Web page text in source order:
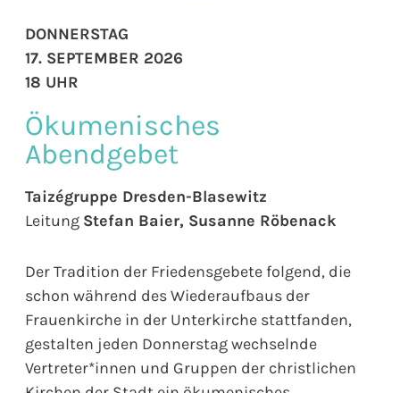
Ökumenisches
Abendgebet
Taizégruppe Dresden-Blasewitz
Leitung Stefan Baier, Susanne Röbenack
Der Tradition der Friedensgebete folgend, die
schon während des Wiederaufbaus der
Frauenkirche in der Unterkirche stattfanden,
gestalten jeden Donnerstag wechselnde
Vertreter*innen und Gruppen der christlichen
DONNERSTAG
17. SEPTEMBER 2026
18 UHR